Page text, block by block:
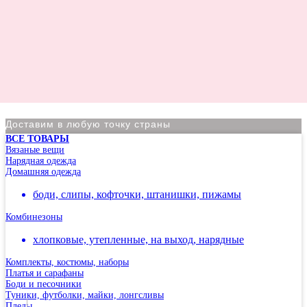
Доставим в любую точку страны
По Москве курьер в день оформления заказа
Вы на сайте Московского филиала
-5% на первый заказ (товар на скидках не участвует в
м.Чертановская.
ВСЕ ТОВАРЫ
Вязаные вещи
Нарядная одежда
Домашняя одежда
боди, слипы, кофточки, штанишки, пижамы
Комбинезоны
хлопковые, утепленные, на выход, нарядные
Комплекты, костюмы, наборы
Платья и сарафаны
Боди и песочники
Туники, футболки, майки, лонгсливы